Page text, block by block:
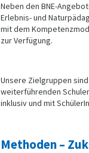
Neben den BNE-
Erlebnis- und
mit dem
zur Verfügung.
Unsere Zielgruppen
weiterführenden
inklusiv und mit
Methoden –